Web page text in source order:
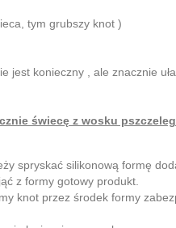
tym grubszy knot )
jest konieczny , ale znacznie
świecę z wosku
spryskać silikonową formę
z formy gotowy produkt.
knot przez środek formy